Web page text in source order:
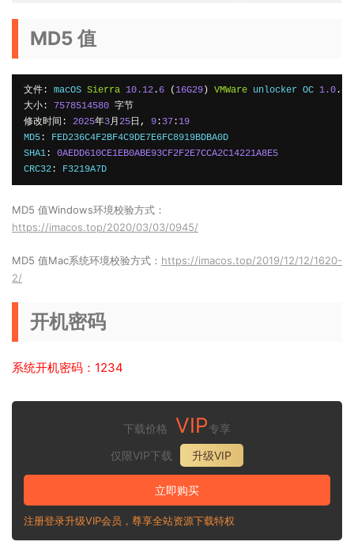
MD5 值
文件: macOS Sierra 10.12 . 6 (16G29 ) VMWare unlocker OC 1.0 .
大小:
7578514580 字节
修改时间:
2025年3月25日, 9 : 37 :19
MD5 :
FED236C4F2BF4C9DE7E6FC8919BDBA0D
SHA1 :
0AEDD610CE1EB0ABE93CF2F2E7CCA2C14221A8E5
CRC32 : F3219A7D
MD5 值Windows环境校验方式：
https://imacos.top/2020/03/03/0945/
MD5 值Mac系统环境校验方式： https://imacos.top/2019/12/12/1620-
2/
开机密码
系统开机密码：1234
下载价格 VIP专享
仅限VIP下载
升级VIP
立即购买
注册登录升级VIP会员，尊享全站资源下载特权